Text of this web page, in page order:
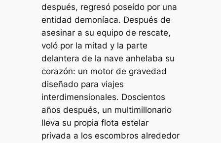
después, regresó poseído por una
entidad demoníaca. Después de
asesinar a su equipo de rescate,
voló por la mitad y la parte
delantera de la nave anhelaba su
corazón: un motor de gravedad
diseñado para viajes
interdimensionales. Doscientos
años después, un multimillonario
lleva su propia flota estelar
privada a los escombros alrededor